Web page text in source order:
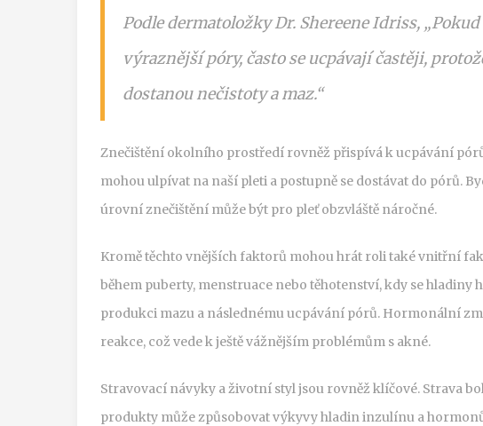
Podle dermatoložky Dr. Shereene Idriss,
výraznější póry, často se ucpávají častěji,
dostanou nečistoty a maz.“
Znečištění okolního prostředí rovněž přispívá k ucpávání
mohou ulpívat na naší pleti a postupně se dostávat do pórů.
úrovní znečištění může být pro pleť obzvláště náročné.
Kromě těchto vnějších faktorů mohou hrát roli také vnitřní
během puberty, menstruace nebo těhotenství, kdy se
produkci mazu a následnému ucpávání pórů. Hormonální
reakce, což vede k ještě vážnějším problémům s akné.
Stravovací návyky a životní styl jsou rovněž klíčové. Strava
produkty může způsobovat výkyvy hladin inzulínu a